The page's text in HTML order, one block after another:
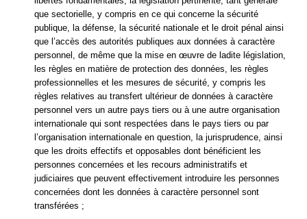
que sectorielle, y compris en ce qui concerne la sécurité
publique, la défense, la sécurité nationale et le droit pénal ainsi
que l’accès des autorités publiques aux données à caractère
personnel, de même que la mise en œuvre de ladite législation,
les règles en matière de protection des données, les règles
professionnelles et les mesures de sécurité, y compris les
règles relatives au transfert ultérieur de données à caractère
personnel vers un autre pays tiers ou à une autre organisation
internationale qui sont respectées dans le pays tiers ou par
l’organisation internationale en question, la jurisprudence, ainsi
que les droits effectifs et opposables dont bénéficient les
personnes concernées et les recours administratifs et
judiciaires que peuvent effectivement introduire les personnes
concernées dont les données à caractère personnel sont
transférées ;